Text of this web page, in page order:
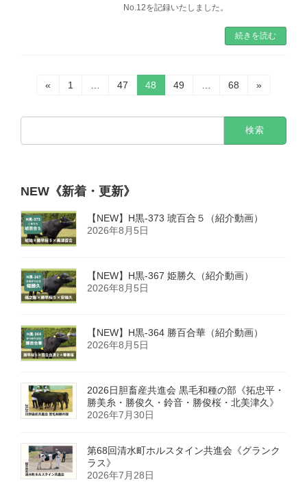
No.12を記録いたしました。
続きを読む
ジ
送
り
«
固1
固
47
固
定
48
固
49
固
68 »
検
NEW《新着・更新》
【NEW】H黒-373 琥百合５（紹介動画）
2026年8月5日
【NEW】H黒-367 姫勝久（紹介動画）
2026年8月5日
【NEW】H黒-364 勝百合華（紹介動画）
2026年8月5日
2026日胆畜産共進会 黒毛和種の部《拓忠平・
勝美糸・勝俊久・鈴音・勝俊桜・北美津久》
2026年7月30日
第68回清水町ホルスタイン共進会《グランク
ラス》
2026年7月28日